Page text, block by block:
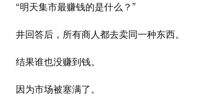
“明天集市最赚钱的是什么？”
井回答后，所有商人都去卖同一种东西。
结果谁也没赚到钱。
因为市场被塞满了。